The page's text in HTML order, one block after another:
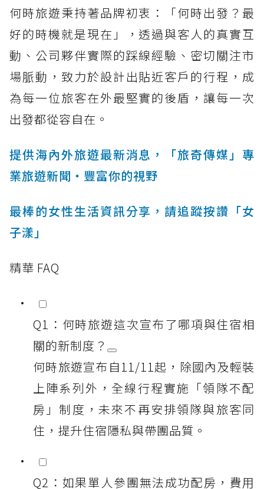
何時旅遊秉持著品牌初衷：「何時出發？最
好的時機就是現在」，透過與客人的真實互
動、公司夥伴實際的踩線經驗、密切關注市
場脈動，致力於設計出貼近客戶的行程，成
為每一位旅客在外最堅實的後盾，讓每一次
出發都從容自在。
提供海內外旅遊最新消息，「旅奇傳媒」專
業旅遊新聞‧豐富你的視野
最棒的女性生活資訊分享，請追蹤按讚「女
子漾」
精華 FAQ
Q1：何時旅遊這次宣布了哪項與住宿相
關的新制度？
何時旅遊宣布自11/11起，除國內及輕裝
上陣系列外，全線行程實施「領隊不配
房」制度，未來不再安排領隊與旅客同
住，提升住宿隱私與帶團品質。
Q2：如果單人參團無法成功配房，費用